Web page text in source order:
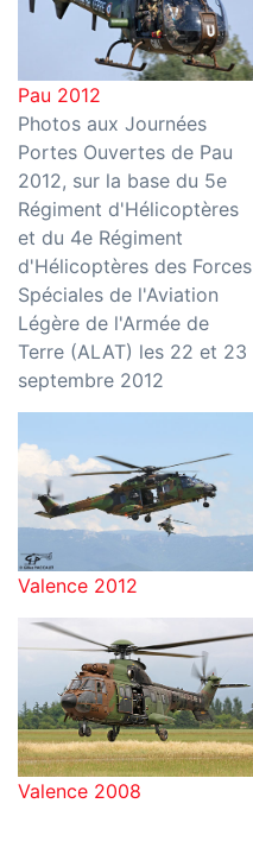
Pau 2012
Photos aux Journées
Portes Ouvertes de Pau
2012, sur la base du 5e
Régiment d'Hélicoptères
et du 4e Régiment
d'Hélicoptères des Forces
Spéciales de l'Aviation
Légère de l'Armée de
Terre (ALAT) les 22 et 23
septembre 2012
Valence 2012
Valence 2008